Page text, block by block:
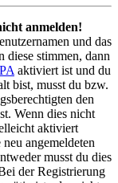
anmelden!
und das
diese stimmen, dann
aktiviert ist und du
bist, musst du bzw.
den
Wenn dies nicht
aktiviert
angemeldeten
musst du dies
der Registrierung